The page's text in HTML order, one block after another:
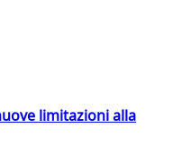
limitazioni alla